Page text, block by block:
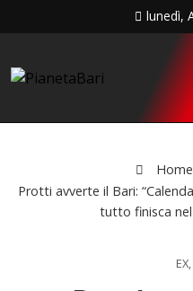
lunedì,
Home
Protti avverte il Bari:
tutto finisca
EX,